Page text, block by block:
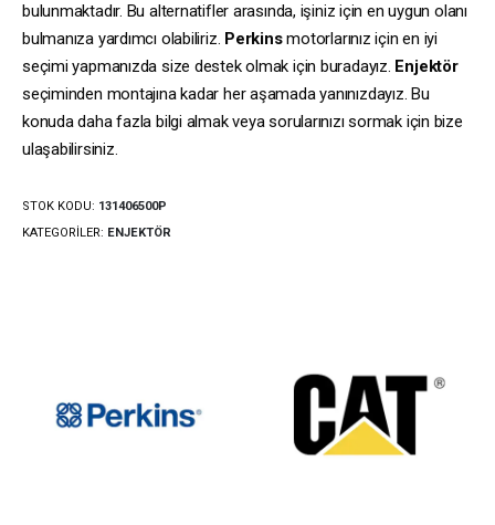
bulunmaktadır. Bu alternatifler arasında, işiniz için en uygun olanı
bulmanıza yardımcı olabiliriz. Perkinsmotorlarınız için en iyi
seçimi yapmanızda size destek olmak için buradayız. Enjektör
seçiminden montajına kadar her aşamada yanınızdayız. Bu
konuda daha fazla bilgi almak veya sorularınızı sormak için bize
ulaşabilirsiniz.
STOK KODU: 131406500P
KATEGORILER: ENJEKTÖR